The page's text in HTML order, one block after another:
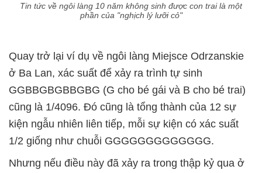
Tin tức về ngôi làng 10 năm không sinh được con trai là một
phần của "nghịch lý lưỡi cỏ"
Quay trở lại ví dụ về ngôi làng Miejsce Odrzanskie
ở Ba Lan, xác suất để xảy ra trình tự sinh
GGBBGBGBBGBG (G cho bé gái và B cho bé trai)
cũng là 1/4096. Đó cũng là tổng thành của 12 sự
kiện ngẫu nhiên liên tiếp, mỗi sự kiện có xác suất
1/2 giống như chuỗi GGGGGGGGGGGGG.
Nhưng nếu điều này đã xảy ra trong thập kỷ qua ở